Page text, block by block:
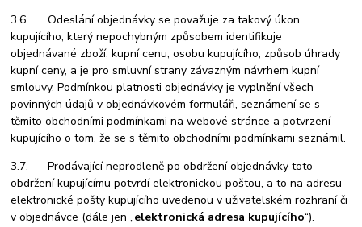
3.6. Odeslání objednávky se považuje za takový úkon
kupujícího, který nepochybným způsobem identifikuje
objednávané zboží, kupní cenu, osobu kupujícího, způsob úhrady
kupní ceny, a je pro smluvní strany závazným návrhem kupní
smlouvy. Podmínkou platnosti objednávky je vyplnění všech
povinných údajů v objednávkovém formuláři, seznámení se s
těmito obchodními podmínkami na webové stránce a potvrzení
kupujícího o tom, že se s těmito obchodními podmínkami seznámil.
3.7. Prodávající neprodleně po obdržení objednávky toto
obdržení kupujícímu potvrdí elektronickou poštou, a to na adresu
elektronické pošty kupujícího uvedenou v uživatelském rozhraní či
v objednávce (dále jen „elektronická adresa kupujícího“).